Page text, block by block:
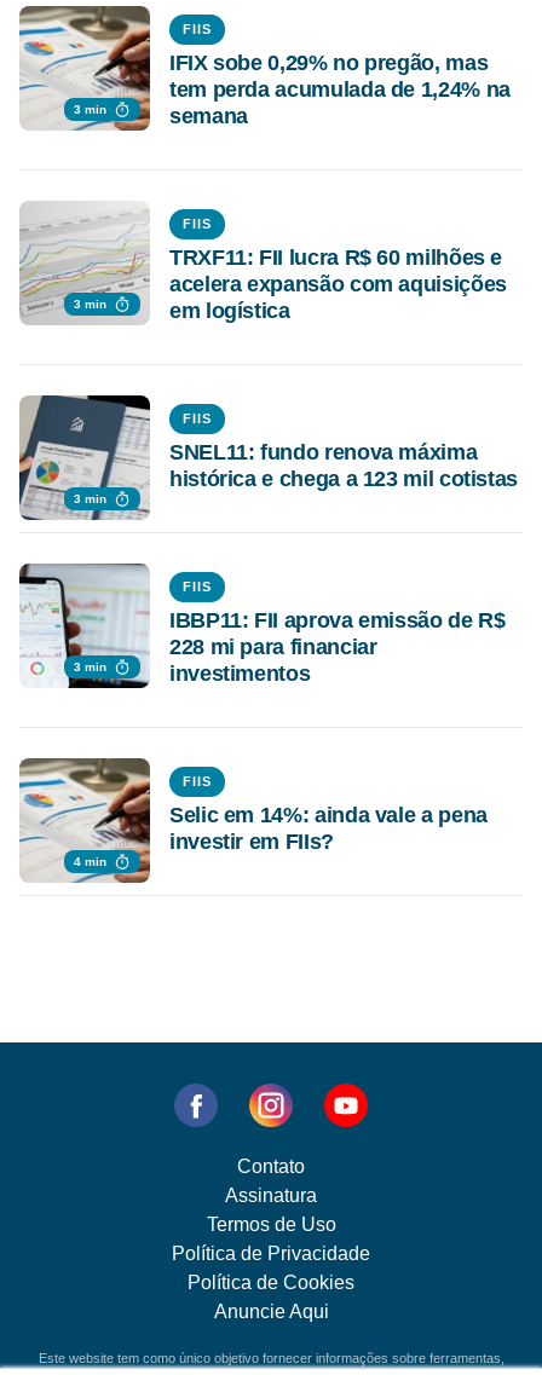
3 min
FIIS
IFIX sobe 0,29% no pregão, mas
tem perda acumulada de 1,24% na
semana
3 min
FIIS
TRXF11: FII lucra R$ 60 milhões e
acelera expansão com aquisições
em logística
3 min
FIIS
SNEL11: fundo renova máxima
histórica e chega a 123 mil cotistas
3 min
FIIS
IBBP11: FII aprova emissão de R$
228 mi para financiar
investimentos
4 min
FIIS
Selic em 14%: ainda vale a pena
investir em FIIs?
Contato
Assinatura
Termos de Uso
Política de Privacidade
Política de Cookies
Anuncie Aqui
Este website tem como único objetivo fornecer informações sobre ferramentas,